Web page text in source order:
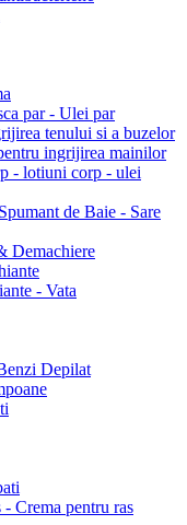
par - Ulei par
tenului si a buzelor
ingrijirea mainilor
- lotiuni corp - ulei
de Baie - Sare
Demachiere
- Vata
Depilat
- Crema pentru ras